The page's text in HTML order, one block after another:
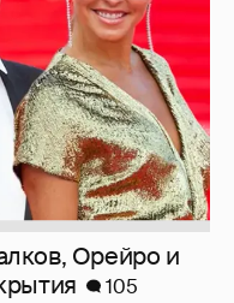
Орейро и
105